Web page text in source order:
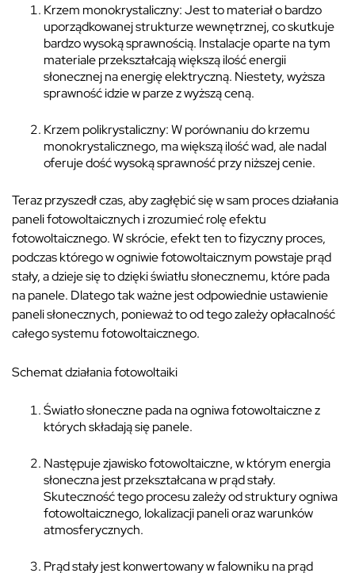
Krzem monokrystaliczny: Jest to materiał o bardzo
uporządkowanej strukturze wewnętrznej, co skutkuje
bardzo wysoką sprawnością. Instalacje oparte na tym
materiale przekształcają większą ilość energii
słonecznej na energię elektryczną. Niestety, wyższa
sprawność idzie w parze z wyższą ceną.
Krzem polikrystaliczny: W porównaniu do krzemu
monokrystalicznego, ma większą ilość wad, ale nadal
oferuje dość wysoką sprawność przy niższej cenie.
Teraz przyszedł czas, aby zagłębić się w sam proces działania
paneli fotowoltaicznych i zrozumieć rolę efektu
fotowoltaicznego. W skrócie, efekt ten to fizyczny proces,
podczas którego w ogniwie fotowoltaicznym powstaje prąd
stały, a dzieje się to dzięki światłu słonecznemu, które pada
na panele. Dlatego tak ważne jest odpowiednie ustawienie
paneli słonecznych, ponieważ to od tego zależy opłacalność
całego systemu fotowoltaicznego.
Schemat działania fotowoltaiki
Światło słoneczne pada na ogniwa fotowoltaiczne z
których składają się panele.
Następuje zjawisko fotowoltaiczne, w którym energia
słoneczna jest przekształcana w prąd stały.
Skuteczność tego procesu zależy od struktury ogniwa
fotowoltaicznego, lokalizacji paneli oraz warunków
atmosferycznych.
Prąd stały jest konwertowany w falowniku na prąd